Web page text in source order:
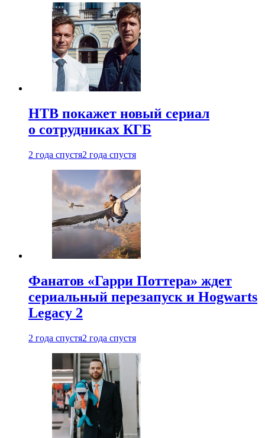
НТВ покажет новый сериал
о сотрудниках КГБ
2 года спустя2 года спустя
Фанатов «Гарри Поттера» ждет
сериальный перезапуск и Hogwarts
Legacy 2
2 года спустя2 года спустя